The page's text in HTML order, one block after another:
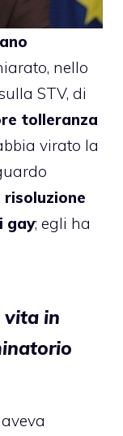
, nello
STV, di
tolleranza
virato la
gay; egli ha
in
aveva